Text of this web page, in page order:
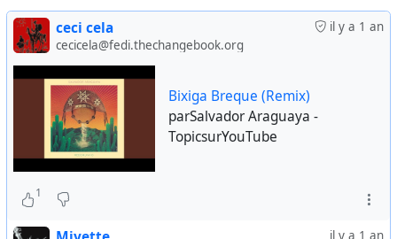
il y a 1 an
ceci cela
cecicela@fedi.thechangebook.org
Bixiga Breque (Remix)
parSalvador Araguaya -
TopicsurYouTube
1